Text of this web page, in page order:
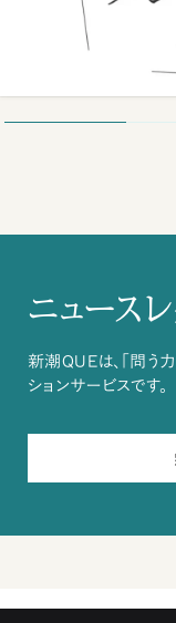
ニュース
新潮QUEは、「問う
ションサービスです。